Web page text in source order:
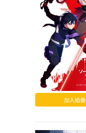
加入追番